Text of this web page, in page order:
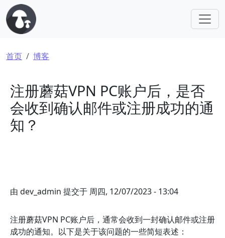
跳转到主要内容
面包屑
首页 博客
注册蘑菇VPN PC账户后，是否
会收到确认邮件或注册成功的通
知？
由 dev_admin 提交于 周四, 12/07/2023 - 13:04
注册蘑菇VPN PC账户后，通常会收到一封确认邮件或注册
成功的通知。以下是关于该问题的一些简短表述：